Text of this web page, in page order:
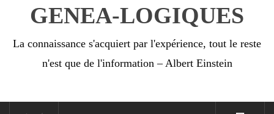
GENEA-LOGIQUES
La connaissance s'acquiert par l'expérience, tout le reste
n'est que de l'information – Albert Einstein